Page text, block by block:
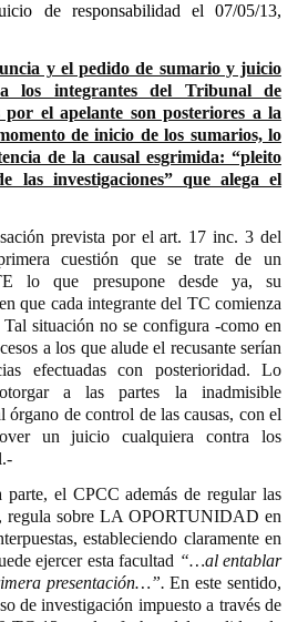
de responsabilidad el 07/05/13,
y el pedido de sumario y juicio
los integrantes del Tribunal de
el apelante son posteriores a la
de inicio de los sumarios, lo
de la causal esgrimida: “pleito
las investigaciones” que alega el
prevista por el art. 17 inc. 3 del
cuestión que se trate de un
lo que presupone desde ya, su
que cada integrante del TC comienza
Tal situación no se configura -como en
a los que alude el recusante serían
efectuadas con posterioridad. Lo
a las partes la inadmisible
de control de las causas, con el
un juicio cualquiera contra los
parte, el CPCC además de regular las
regula sobre LA OPORTUNIDAD en
estableciendo claramente en
ejercer esta facultad “…al entablar
presentación…”.En este sentido,
de investigación impuesto a través de